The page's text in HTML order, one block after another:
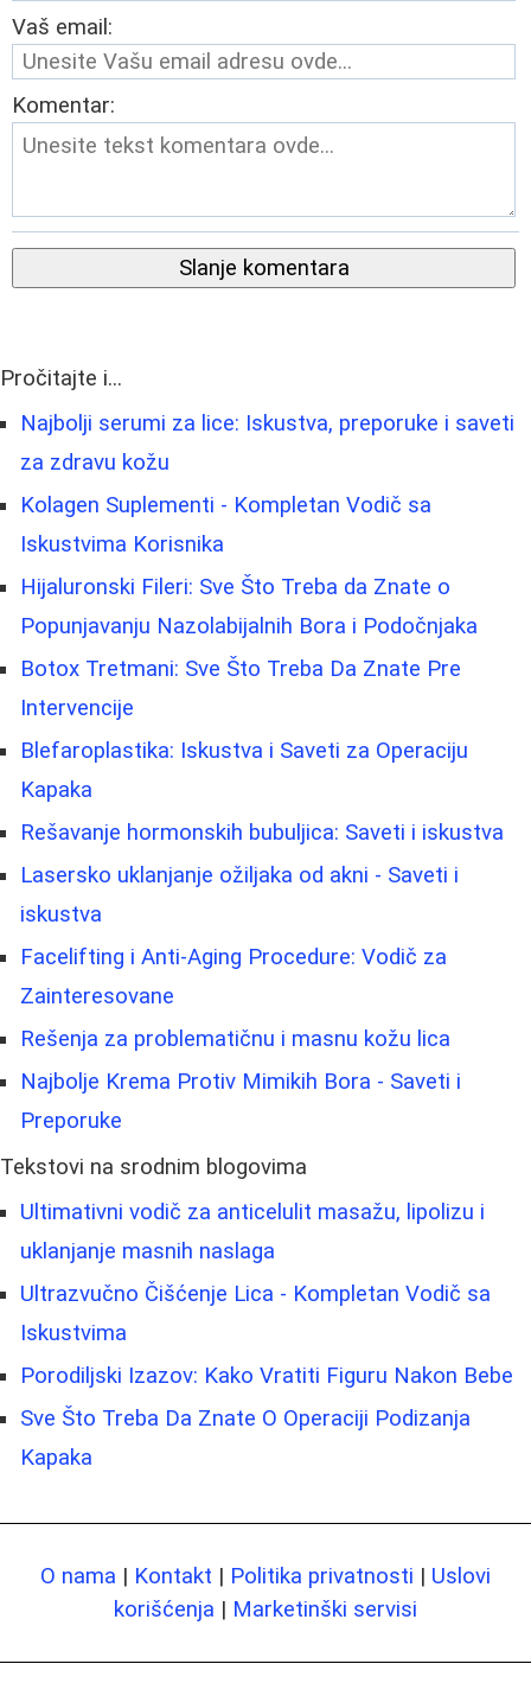
Vaš email:
Komentar:
Slanje komentara
Pročitajte i...
Najbolji serumi za lice: Iskustva, preporuke i saveti
za zdravu kožu
Kolagen Suplementi - Kompletan Vodič sa
Iskustvima Korisnika
Hijaluronski Fileri: Sve Što Treba da Znate o
Popunjavanju Nazolabijalnih Bora i Podočnjaka
Botox Tretmani: Sve Što Treba Da Znate Pre
Intervencije
Blefaroplastika: Iskustva i Saveti za Operaciju
Kapaka
Rešavanje hormonskih bubuljica: Saveti i iskustva
Lasersko uklanjanje ožiljaka od akni - Saveti i
iskustva
Facelifting i Anti-Aging Procedure: Vodič za
Zainteresovane
Rešenja za problematičnu i masnu kožu lica
Najbolje Krema Protiv Mimikih Bora - Saveti i
Preporuke
Tekstovi na srodnim blogovima
Ultimativni vodič za anticelulit masažu, lipolizu i
uklanjanje masnih naslaga
Ultrazvučno Čišćenje Lica - Kompletan Vodič sa
Iskustvima
Porodiljski Izazov: Kako Vratiti Figuru Nakon Bebe
Sve Što Treba Da Znate O Operaciji Podizanja
Kapaka
O nama | Kontakt | Politika privatnosti | Uslovi
korišćenja | Marketinški servisi